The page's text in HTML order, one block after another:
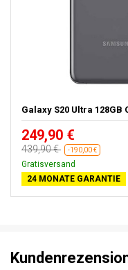
Galaxy S20 Ultra 128GB
249,90 €
439,90 € -190,00 €
Gratisversand
24 MONATE GARANTIE